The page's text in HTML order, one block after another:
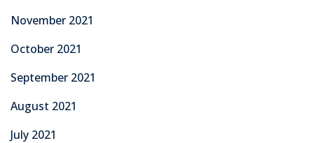
November 2021
October 2021
September 2021
August 2021
July 2021